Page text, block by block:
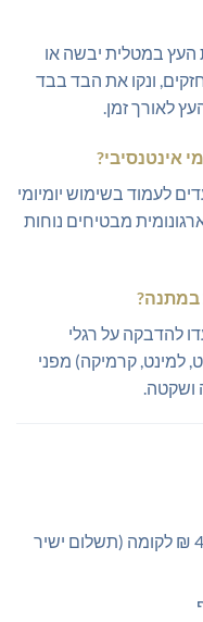
העץ במטלית יבשה או
ונקו את הבד בבד
לאורך זמן.
אינטנסיבי?
לעמוד בשימוש יומיומי
מבטיחים נוחות
במתנה?
להדבקה על רגלי
למינט, קרמיקה) מפני
ושקטה.
קומה שלישית ומעלה ללא מעלית: 40 ₪ לקומה (תשלום ישיר